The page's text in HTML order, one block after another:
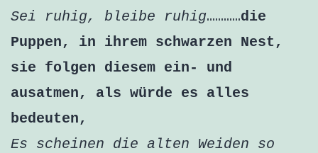
Sei ruhig, bleibe ruhig…………die
Puppen, in ihrem schwarzen Nest,
sie folgen diesem ein- und
ausatmen, als würde es alles
bedeuten,
Es scheinen die alten Weiden so